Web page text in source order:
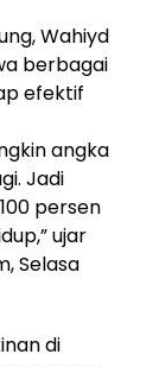
Wahiyd
berbagai
efektif
angka
Jadi
persen
ujar
Selasa
di